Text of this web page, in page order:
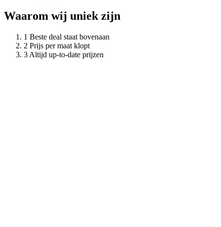
Waarom wij uniek zijn
Beste deal staat bovenaan
Prijs per maat klopt
Altijd up-to-date prijzen